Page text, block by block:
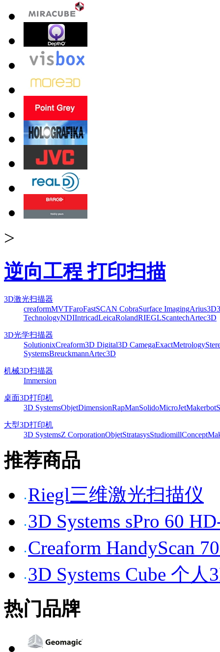
>
逆向工程 打印扫描
3D激光扫描器
creaformMVTFaroFastSCAN CobraSurface ImagingArius3D
TechnologyNDIIntricadLeicaRolandRIEGLScantechArtec3D
3D光学扫描器
SolutionixCreaform3D Digital3D CamegaExactMetrology
SystemsBreuckmannArtec3D
机械3D扫描器
Immersion
桌面3D打印机
3D SystemsObjetDimensionRapManSolidoMicroJetMakerbot
大型3D打印机
3D SystemsZ CorporationObjetStratasysStudiomillConcept
推荐商品
Riegl三维激光扫描仪
3D Systems sPro 60
Creaform HandyScan
3D Systems Cube 个人
热门品牌